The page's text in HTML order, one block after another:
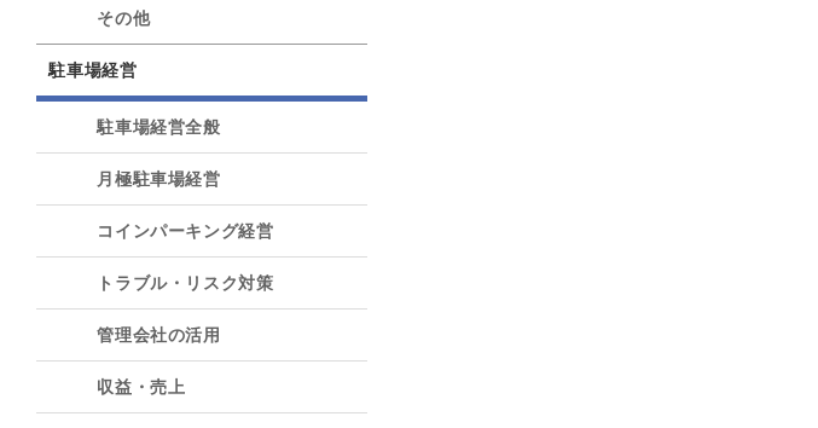
その他
駐車場経営
駐車場経営全般
月極駐車場経営
コインパーキング経営
トラブル・リスク対策
管理会社の活用
収益・売上